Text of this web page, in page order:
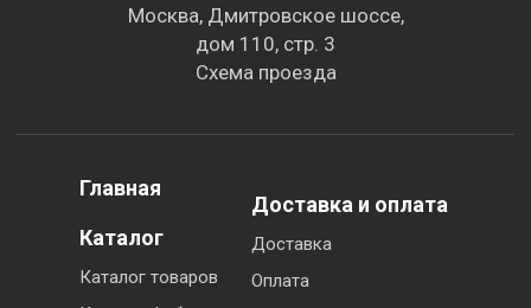
Москва, Дмитровское шоссе,
дом 110, стр. 3
Схема проезда
Главная
Каталог
Каталог товаров
Доставка и оплата
Доставка
Оплата